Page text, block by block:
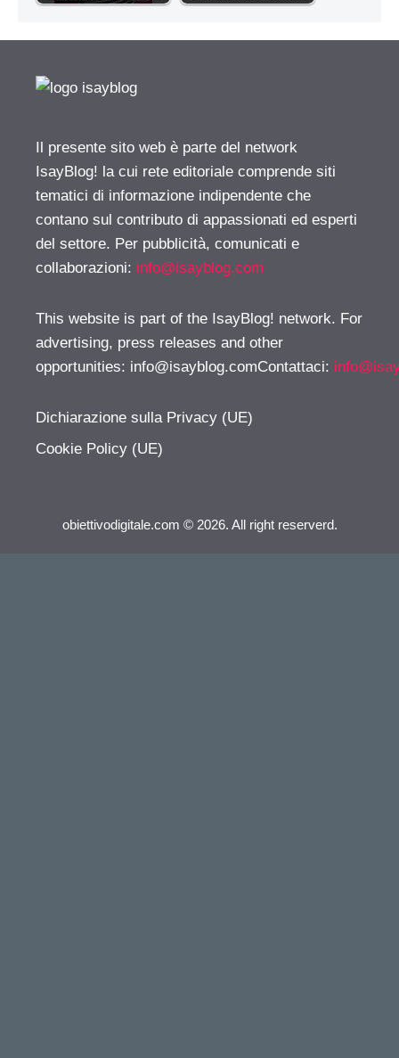
Il presente sito web è parte del network
IsayBlog! la cui rete editoriale comprende siti
tematici di informazione indipendente che
contano sul contributo di appassionati ed esperti
del settore. Per pubblicità, comunicati e
collaborazioni: info@isayblog.com
This website is part of the IsayBlog! network. For
advertising, press releases and other
opportunities: info@isayblog.comContattaci:
Dichiarazione sulla Privacy (UE)
Cookie Policy (UE)
obiettivodigitale.com © 2026. All right reserverd.